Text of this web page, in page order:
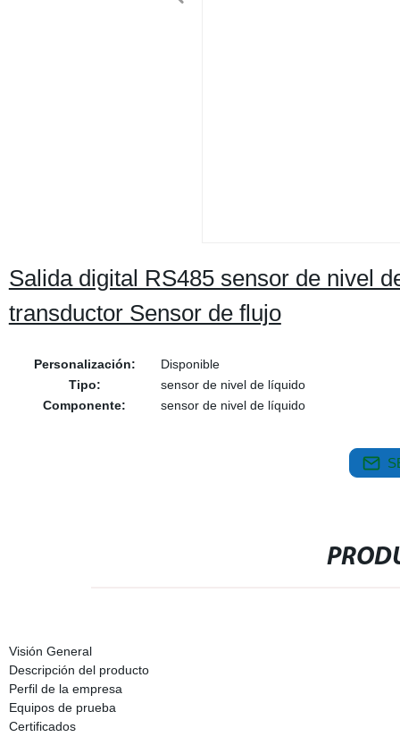
Salida digital RS485 sensor de nivel
transductor Sensor de flujo
Personalización:
Disponible
Tipo:
sensor de nivel de líquido
Componente:
sensor de nivel de líquido
Visión General
Descripción del producto
Perfil de la empresa
Equipos de prueba
Certificados